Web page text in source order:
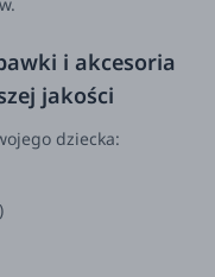
i akcesoria
jakości
dziecka: